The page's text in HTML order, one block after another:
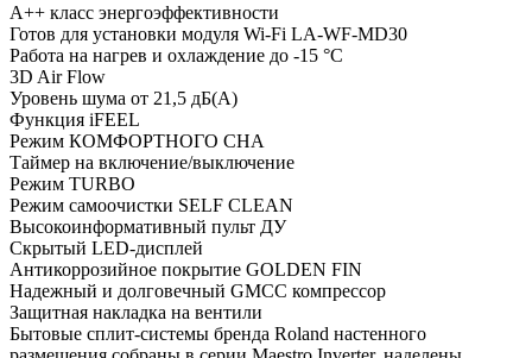
А++ класс энергоэффективности
Готов для установки модуля Wi-Fi LA-WF-MD30
Работа на нагрев и охлаждение до -15 °С
3D Air Flow
Уровень шума от 21,5 дБ(А)
Функция iFEEL
Режим КОМФОРТНОГО СНА
Таймер на включение/выключение
Режим TURBO
Режим самоочистки SELF CLEAN
Высокоинформативный пульт ДУ
Скрытый LED-дисплей
Антикоррозийное покрытие GOLDEN FIN
Надежный и долговечный GMCC компрессор
Защитная накладка на вентили
Бытовые сплит-системы бренда Roland настенного